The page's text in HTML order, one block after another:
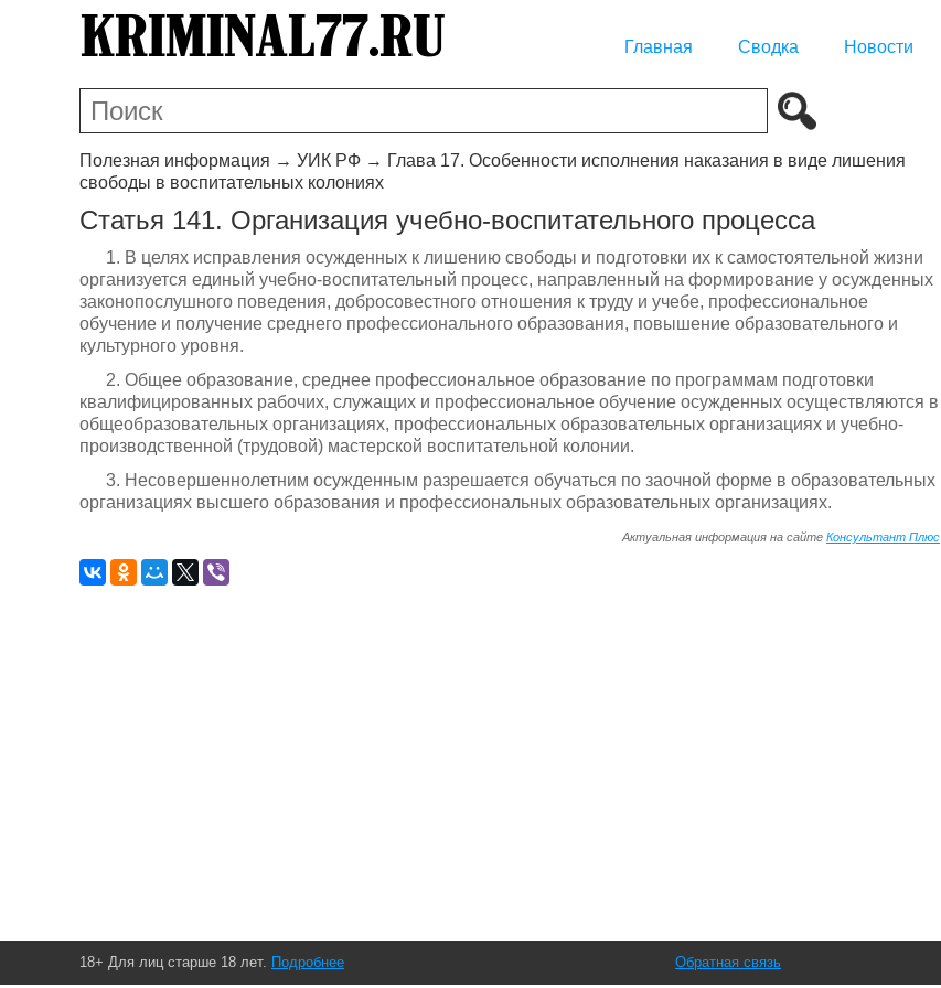
Главная Сводка Новости
Полезная информация → УИК РФ → Глава 17. Особенности исполнения наказания в виде лишения
свободы в воспитательных колониях
Статья 141. Организация учебно-воспитательного процесса
1. В целях исправления осужденных к лишению свободы и подготовки их к самостоятельной жизни
организуется единый учебно-воспитательный процесс, направленный на формирование у осужденных
законопослушного поведения, добросовестного отношения к труду и учебе, профессиональное
обучение и получение среднего профессионального образования, повышение образовательного и
культурного уровня.
2. Общее образование, среднее профессиональное образование по программам подготовки
квалифицированных рабочих, служащих и профессиональное обучение осужденных осуществляются в
общеобразовательных организациях, профессиональных образовательных организациях и учебно-
производственной (трудовой) мастерской воспитательной колонии.
3. Несовершеннолетним осужденным разрешается обучаться по заочной форме в образовательных
организациях высшего образования и профессиональных образовательных организациях.
Актуальная информация на сайте Консультант Плюс
18+ Для лиц старше 18 лет. Подробнее Обратная связь